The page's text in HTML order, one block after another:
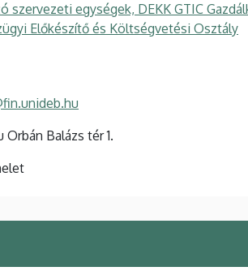
szervezeti egységek, DEKK GTIC
Előkészítő és Költségvetési Osztály
Balázs tér 1.